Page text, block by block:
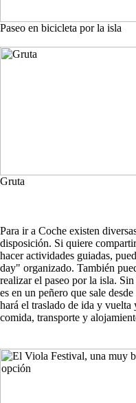
Paseo en bicicleta por la isla
Gruta
Para ir a Coche existen
disposición. Si quiere
hacer actividades guiadas,
day" organizado. También
realizar el paseo por la isla.
es en un peñero que sale desde
hará el traslado de ida y vuelta
comida, transporte y